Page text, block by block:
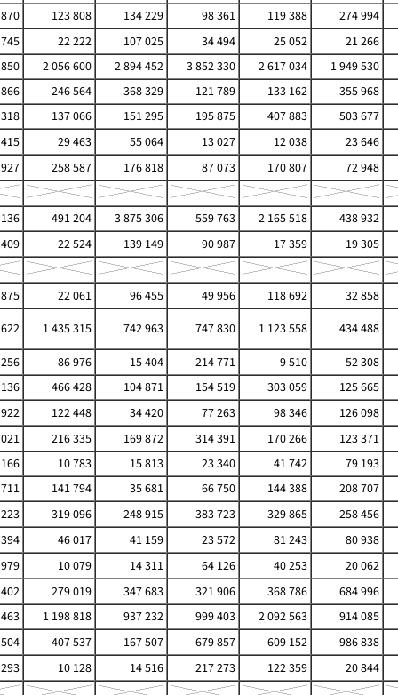
123 808 134 229 98 361 119 388
274 994
22 222 107 025 34 494 25 052
21 266
2 056 600 2 894 452 3 852 330 2 617 034
1 949 530
246 564 368 329 121 789 133 162
355 968
137 066 151 295 195 875 407 883
503 677
29 463 55 064 13 027 12 038
23 646
258 587 176 818 87 073 170 807
72 948
491 204 3 875 306 559 763 2 165 518
438 932
22 524 139 149 90 987 17 359
19 305
22 061 96 455 49 956 118 692
32 858
1 435 315 742 963 747 830 1 123 558
434 488
86 976 15 404 214 771 9 510
52 308
466 428 104 871 154 519 303 059
125 665
122 448 34 420 77 263 98 346
126 098
216 335 169 872 314 391 170 266
123 371
10 783 15 813 23 340 41 742
79 193
141 794 35 681 66 750 144 388
208 707
319 096 248 915 383 723 329 865
258 456
46 017 41 159 23 572 81 243
80 938
10 079 14 311 64 126 40 253
20 062
279 019 347 683 321 906 368 786
684 996
1 198 818 937 232 999 403 2 092 563
914 085
407 537 167 507 679 857 609 152
986 838
10 128 14 516 217 273 122 359
20 844